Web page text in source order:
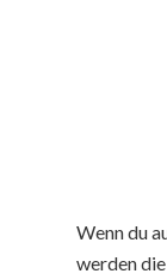
Wenn du
werden